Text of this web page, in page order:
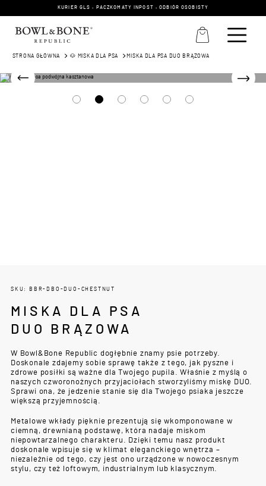
KURIER GLS • PACZKOMATY INPOST • ODBIÓR OSOBISTY
STRONA GŁÓWNA 🐶 MISKA DLA PSA MISKA DLA PSA DUO BRĄZOWA
SKU: BBR-DBO-DUO-CHESTNUT
MISKA DLA PSA
DUO BRĄZOWA
W Bowl&Bone Republic dogłębnie znamy psie potrzeby.
Doskonale zdajemy sobie sprawę także z tego, jak pyszne i
zdrowe posiłki są ważne dla Twojego pupila. Właśnie z myślą o
naszych czworonożnych przyjaciołach stworzyliśmy miskę DUO.
Sprawi ona, że jedzenie stanie się dla Twojego psiaka jeszcze
większą przyjemnością.
Metalowe wkłady pięknie prezentują się wkomponowane w
ciemną, drewnianą podstawę, która nadaje miskom
niepowtarzalnego charakteru. Dzięki temu nasz produkt
doskonale wpisuje się w klimat eleganckiego wnętrza –
niezależnie od tego, czy jest ono urządzone w nowoczesnym
stylu, czy też loftowym, industrialnym lub klasycznym.